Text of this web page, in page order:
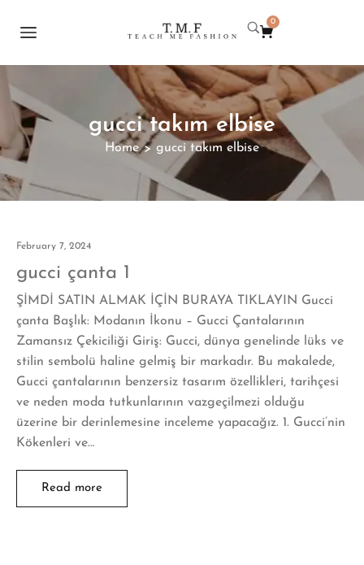
0
gucci takım elbise
Home > gucci takım elbise
February 7, 2024
gucci çanta 1
ŞİMDİ SATIN ALMAK İÇİN BURAYA TIKLAYIN Gucci
çanta Başlık: Modanın İkonu – Gucci Çantalarının
Zamansız Çekiciliği Giriş: Gucci, dünya genelinde lüks ve
stilin sembolü haline gelmiş bir markadır. Bu makalede,
Gucci çantalarının benzersiz tasarım özellikleri, tarihçesi
ve neden moda tutkunlarının vazgeçilmezi olduğu
üzerine bir derinlemesine inceleme yapacağız. 1. Gucci’nin
Kökenleri ve…
Read more